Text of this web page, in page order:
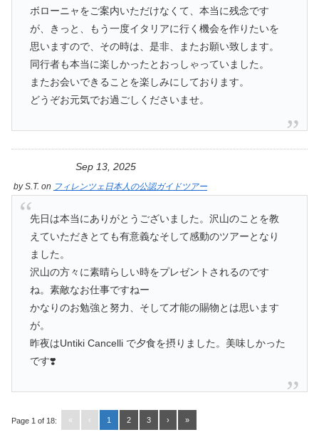
ボローニャをご案内いただけなくて、本当に残念です
が、きっと、もう一度イタリアに行く機会を作りたいを
思いますので、その時は、是非、またお願い致します。
同行者も本当に楽しかったとおっしゃっていました。
またお会いできることを楽しみにしております。
どうぞお元気でお過ごしくださいませ。
Sep 13, 2025
byS.T. on フィレンツェ日本人の公認ガイドツアー
先日は本当にありがとうございました。沢山のことを教
えていただきとても有意義なそして感動のツアーとなり
ました。
沢山の方々に素晴らしい時をプレゼントされるのです
ね。素敵なお仕事ですねー
かなりのお勉強と努力、そして才能の賜物とは思います
が。
昨夜はUntiki Cancelli で夕食を摂りました。美味しかった
です❣️
Page 1 of 18: « ‹ 1 2 3 › »